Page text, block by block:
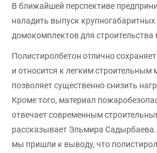
В ближайшей перспективе
наладить выпуск
домокомплектов для
Полистиролбетон отлично
и относится к легким строительным
позволяет существенно снизить
Кроме того, материал
отвечает современным
рассказывает Эльмира
мы пришли к выводу, что